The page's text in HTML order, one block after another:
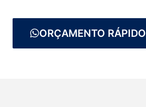
ORÇAMENTO RÁPIDO